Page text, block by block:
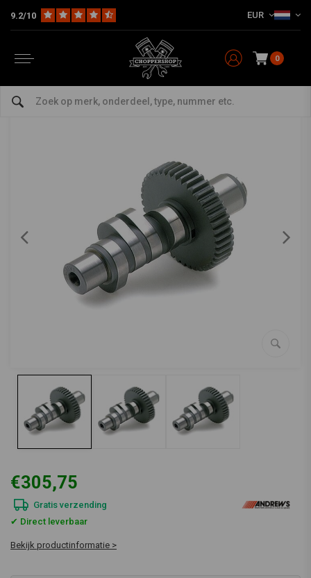
9.2/10 EUR
0
J Grind / .405in Lift Nokkenas | Kies Model
bekijk alles van Andrews
J Grind / .405in Lift Nokkenas | Kies Model
€305,75
Gratis verzending
✔ Direct leverbaar
Bekijk productinformatie >